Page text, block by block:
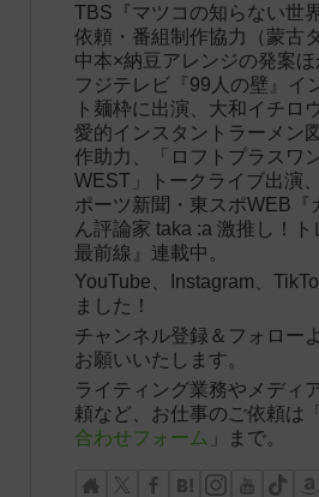
TBS『マツコの知らない世
依頼・番組制作協力（蒙古
中本×納豆アレンジの発案ほ
フジテレビ『99人の壁』イ
ト麺枠に出演、大和イチロ
愛的インスタントラーメン
作助力、「ロフトプラスワ
WEST」トークライブ出演
ポーツ新聞・東スポWEB『
ん評論家 taka :a 激推し！ト
最前線』連載中。
YouTube、Instagram、
ました！
チャンネル登録＆フォロー
お願いいたします。
ライティング業務やメディ
頼など、お仕事のご依頼は「
合わせフォーム 」まで。